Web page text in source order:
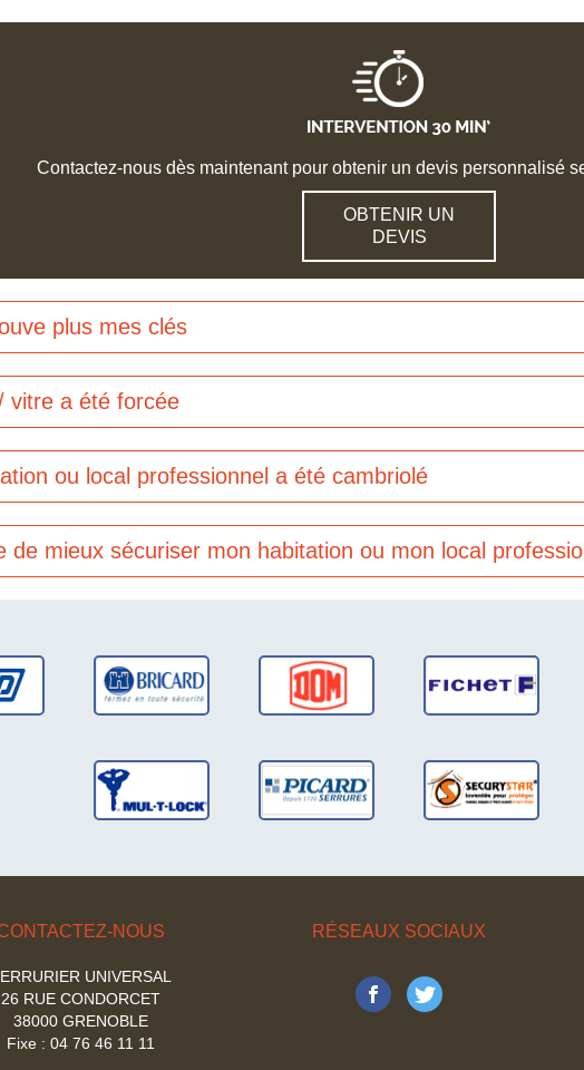
Contactez-nous dès maintenant pour obtenir un devis personnalisé
OBTENIR UN
DEVIS
plus mes clés
vitre a été forcée
ou local professionnel a été cambriolé
de mieux sécuriser mon habitation ou mon local
dépannage
serrures DOM
France
dépannage
serrures
MUL-T-LOCK
NOUS
UNIVERSAL
26 RUE CONDORCET
38000 GRENOBLE
Fixe : 04 76 46 11 11
RÉSEAUX SOCIAUX